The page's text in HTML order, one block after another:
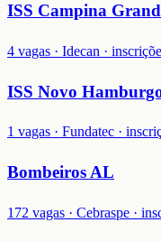
ISS Campina
4 vagas · Idecan ·
ISS Novo
1 vagas · Fundatec ·
Bombeiros AL
172 vagas · Cebraspe ·